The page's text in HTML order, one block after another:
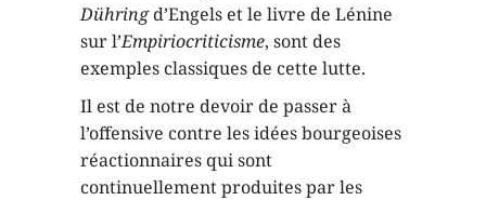
Dühringd’Engels et le livre de Lénine
sur l’Empiriocriticisme, sont des
exemples classiques de cette lutte.
Il est de notre devoir de passer à
l’offensive contre les idées bourgeoises
réactionnaires qui sont
continuellement produites par les